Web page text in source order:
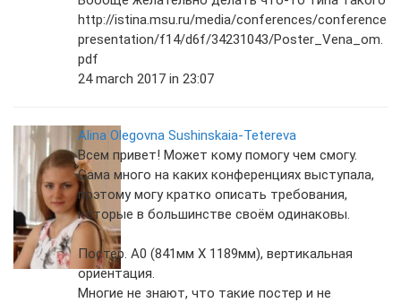
http://istina.msu.ru/media/conferences/conference
presentation/f14/d6f/34231043/Poster_Vena_om.
pdf
24 march 2017 in 23:07
Alina Olegovna Sushinskaia-Tetereva
Всем привет! Может кому помогу чем смогу.
Сама много на каких конференциях выступала,
поэтому могу кратко описать требования,
которые в большинстве своём одинаковы.
Постер. А0 (841мм Х 1189мм), вертикальная
ориентация.
Многие не знают, что такие постер и не